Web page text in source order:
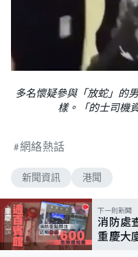
多名懷疑參與「放蛇」的
樣。「的士司機
網絡熱話
新聞資訊 港聞
下一則新聞
消防處
重慶大